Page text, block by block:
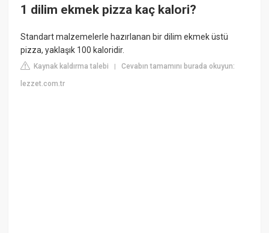
1 dilim ekmek pizza kaç kalori?
Standart malzemelerle hazırlanan bir dilim ekmek üstü
pizza, yaklaşık 100 kaloridir.
Kaynak kaldırma talebi |Cevabın tamamını burada okuyun:
lezzet.com.tr